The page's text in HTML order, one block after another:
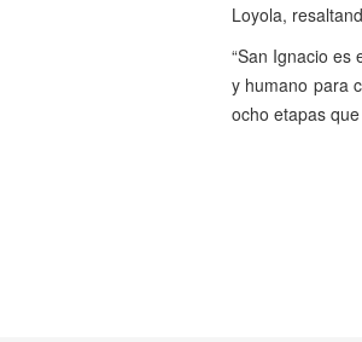
Loyola,
“San Ignacio es
y humano para
ocho etapas